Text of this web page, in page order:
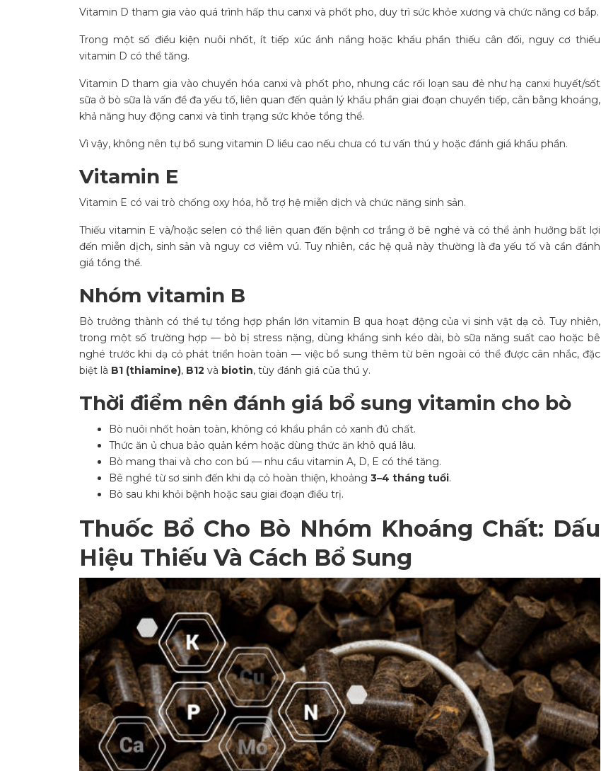
Vitamin D tham gia vào quá trình hấp thu canxi và phốt pho, duy trì sức khỏe xương và chức năng cơ bắp.
Trong một số điều kiện nuôi nhốt, ít tiếp xúc ánh nắng hoặc khẩu phần thiếu cân đối, nguy cơ thiếu
vitamin D có thể tăng.
Vitamin D tham gia vào chuyển hóa canxi và phốt pho, nhưng các rối loạn sau đẻ như hạ canxi huyết/sốt
sữa ở bò sữa là vấn đề đa yếu tố, liên quan đến quản lý khẩu phần giai đoạn chuyển tiếp, cân bằng khoáng,
khả năng huy động canxi và tình trạng sức khỏe tổng thể.
Vì vậy, không nên tự bổ sung vitamin D liều cao nếu chưa có tư vấn thú y hoặc đánh giá khẩu phần.
Vitamin E
Vitamin E có vai trò chống oxy hóa, hỗ trợ hệ miễn dịch và chức năng sinh sản.
Thiếu vitamin E và/hoặc selen có thể liên quan đến bệnh cơ trắng ở bê nghé và có thể ảnh hưởng bất lợi
đến miễn dịch, sinh sản và nguy cơ viêm vú. Tuy nhiên, các hệ quả này thường là đa yếu tố và cần đánh
giá tổng thể.
Nhóm vitamin B
Bò trưởng thành có thể tự tổng hợp phần lớn vitamin B qua hoạt động của vi sinh vật dạ cỏ. Tuy nhiên,
trong một số trường hợp — bò bị stress nặng, dùng kháng sinh kéo dài, bò sữa năng suất cao hoặc bê
nghé trước khi dạ cỏ phát triển hoàn toàn — việc bổ sung thêm từ bên ngoài có thể được cân nhắc, đặc
biệt là B1 (thiamine), B12 và biotin, tùy đánh giá của thú y.
Thời điểm nên đánh giá bổ sung vitamin cho bò
Bò nuôi nhốt hoàn toàn, không có khẩu phần cỏ xanh đủ chất.
Thức ăn ủ chua bảo quản kém hoặc dùng thức ăn khô quá lâu.
Bò mang thai và cho con bú — nhu cầu vitamin A, D, E có thể tăng.
Bê nghé từ sơ sinh đến khi dạ cỏ hoàn thiện, khoảng 3–4 tháng tuổi.
Bò sau khi khỏi bệnh hoặc sau giai đoạn điều trị.
Thuốc Bổ Cho Bò Nhóm Khoáng Chất: Dấu
Hiệu Thiếu Và Cách Bổ Sung